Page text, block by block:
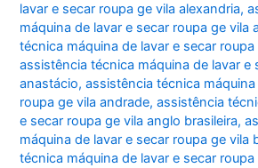
lavar e secar roupa ge vila alexandria,
máquina de lavar e secar roupa ge vila
técnica máquina de lavar e secar roupa
assistência técnica máquina de lavar e
anastácio,assistência técnica
roupa ge vila andrade,assistência
e secar roupa ge vila anglo brasileira,
máquina de lavar e secar roupa ge vila
técnica máquina de lavar e secar